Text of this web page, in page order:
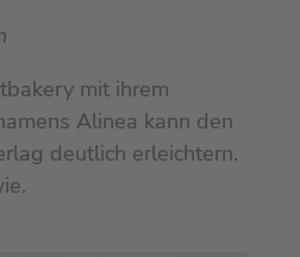
mit ihrem
Alinea kann den
deutlich erleichtern.